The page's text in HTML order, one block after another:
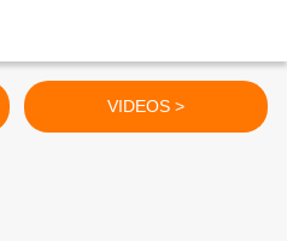
VIDEOS >